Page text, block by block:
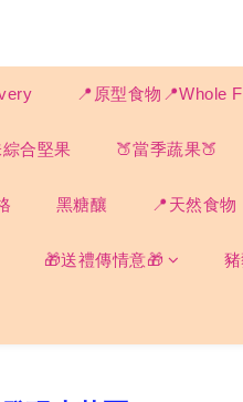
📍原型食物📍Whole
合堅果 🍑當季蔬果🍑
黑糖釀 📍天然食
🎁送禮傳情意🎁